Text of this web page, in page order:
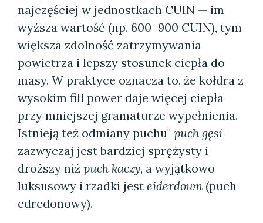
najczęściej w jednostkach CUIN — im
wyższa wartość (np. 600–900 CUIN), tym
większa zdolność zatrzymywania
powietrza i lepszy stosunek ciepła do
masy. W praktyce oznacza to, że kołdra z
wysokim fill power daje więcej ciepła
przy mniejszej gramaturze wypełnienia.
Istnieją też odmiany puchu" puch gęsi
zazwyczaj jest bardziej sprężysty i
droższy niż puch kaczy, a wyjątkowo
luksusowy i rzadki jest eiderdown (puch
edredonowy).